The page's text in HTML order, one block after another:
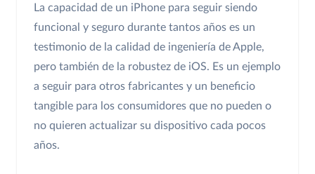
La capacidad de un iPhone para seguir siendo
funcional y seguro durante tantos años es un
testimonio de la calidad de ingeniería de Apple,
pero también de la robustez de iOS. Es un ejemplo
a seguir para otros fabricantes y un beneficio
tangible para los consumidores que no pueden o
no quieren actualizar su dispositivo cada pocos
años.